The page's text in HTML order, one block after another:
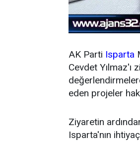
AK Parti Isparta
Cevdet Yılmaz'ı
eden projeler
Ziyaretin
Isparta'nın